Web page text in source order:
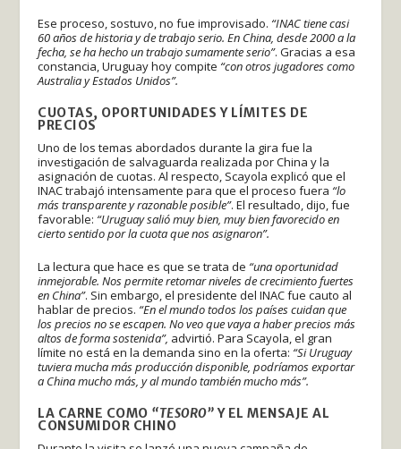
Ese proceso, sostuvo, no fue improvisado. “INAC tiene casi
60 años de historia y de trabajo serio. En China, desde 2000 a la
fecha, se ha hecho un trabajo sumamente serio”. Gracias a esa
constancia, Uruguay hoy compite “con otros jugadores como
Australia y Estados Unidos”.
CUOTAS, OPORTUNIDADES Y LÍMITES DE
PRECIOS
Uno de los temas abordados durante la gira fue la
investigación de salvaguarda realizada por China y la
asignación de cuotas. Al respecto, Scayola explicó que el
INAC trabajó intensamente para que el proceso fuera “lo
más transparente y razonable posible”. El resultado, dijo, fue
favorable: “Uruguay salió muy bien, muy bien favorecido en
cierto sentido por la cuota que nos asignaron”.
La lectura que hace es que se trata de “una oportunidad
inmejorable. Nos permite retomar niveles de crecimiento fuertes
en China”. Sin embargo, el presidente del INAC fue cauto al
hablar de precios. “En el mundo todos los países cuidan que
los precios no se escapen. No veo que vaya a haber precios más
altos de forma sostenida”, advirtió. Para Scayola, el gran
límite no está en la demanda sino en la oferta: “Si Uruguay
tuviera mucha más producción disponible, podríamos exportar
a China mucho más, y al mundo también mucho más”.
LA CARNE COMO “TESORO”Y EL MENSAJE AL
CONSUMIDOR CHINO